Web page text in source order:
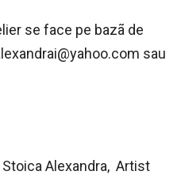
se face pe bazã de
sau
Alexandra, Artist